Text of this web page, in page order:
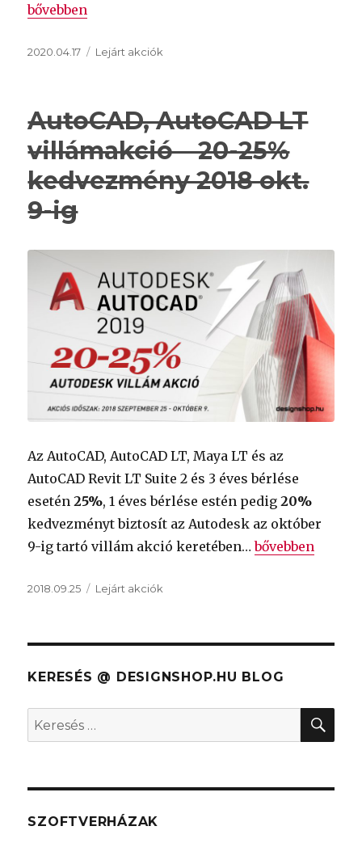
„AutoCAD Flash Sale 2020 Április 16-30
bővebben
Közzétéve
2020.04.17 Kategória
Lejárt akciók
AutoCAD, AutoCAD LT
villámakció – 20-25%
kedvezmény 2018 okt.
9-ig
Az AutoCAD, AutoCAD LT, Maya LT és az
AutoCAD Revit LT Suite 2 és 3 éves bérlése
esetén25%, 1 éves bérlése estén pedig20%
kedvezményt biztosít az Autodesk az október
9-ig tartó villám akció keretében…„AutoCAD,
bővebben
Közzétéve
2018.09.25 Kategória
Lejárt akciók
KERESÉS @ DESIGNSHOP.HU BLOG
Keresés
a
kifejezésre:
SZOFTVERHÁZAK